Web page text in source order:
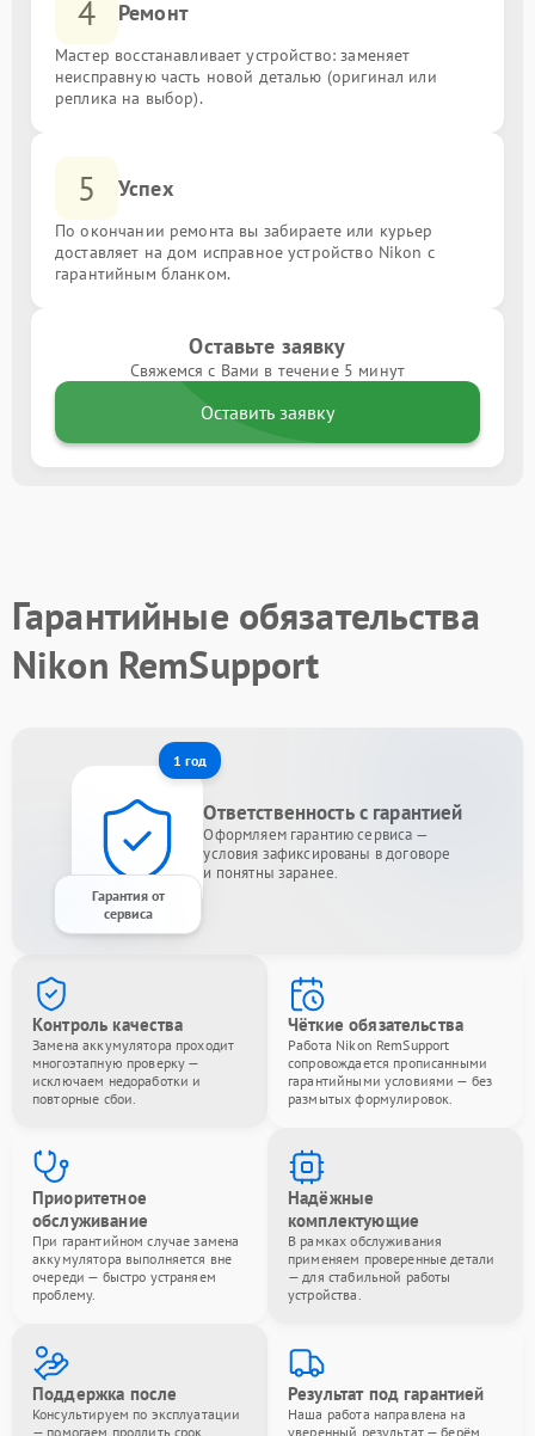
4 Ремонт
Мастер восстанавливает устройство: заменяет
неисправную часть новой деталью (оригинал или
реплика на выбор).
5 Успех
По окончании ремонта вы забираете или курьер
доставляет на дом исправное устройство Nikon с
гарантийным бланком.
Оставьте заявку
Свяжемся с Вами в течение 5 минут
Оставить заявку
Гарантийные обязательства
Nikon RemSupport
1 год
Гарантия от
сервиса
Ответственность с гарантией
Оформляем гарантию сервиса —
условия зафиксированы в договоре
и понятны заранее.
Контроль качества
Замена аккумулятора проходит
многоэтапную проверку —
исключаем недоработки и
повторные сбои.
Чёткие обязательства
Работа Nikon RemSupport
сопровождается прописанными
гарантийными условиями — без
размытых формулировок.
Приоритетное
обслуживание
При гарантийном случае замена
аккумулятора выполняется вне
очереди — быстро устраняем
проблему.
Надёжные
комплектующие
В рамках обслуживания
применяем проверенные детали
— для стабильной работы
устройства.
Поддержка после
Консультируем по эксплуатации
— помогаем продлить срок
Результат под гарантией
Наша работа направлена на
уверенный результат — берём